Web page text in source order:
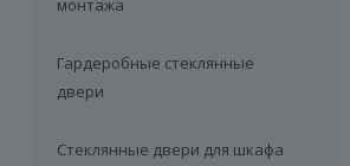
монтажа
Гардеробные стеклянные
двери
Стеклянные двери для шкафа